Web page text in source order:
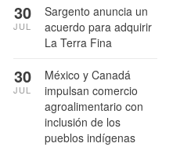
Sargento anuncia un
acuerdo para adquirir
La Terra Fina
30
JUL
México y Canadá
impulsan comercio
agroalimentario con
inclusión de los
pueblos indígenas
30
JUL